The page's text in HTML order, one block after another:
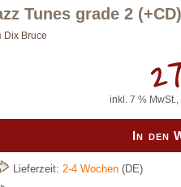
Tunes grade 2
Dix Bruce
inkl. 7 %
In den
Lieferzeit:2-4 Wochen (DE)